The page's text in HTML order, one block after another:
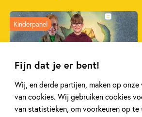
Fijn dat je er bent!
Wij, en derde partijen, maken op
van cookies. Wij gebruiken cookies
van statistieken, om voorkeuren op te
27 FEBRUARI 2026
Ons Kinderpanel leest: ‘Het
regent ganzen’
Kinderpanel